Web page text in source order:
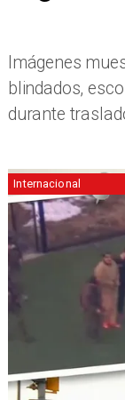
Imágenes
blindados,
durante
Internacional